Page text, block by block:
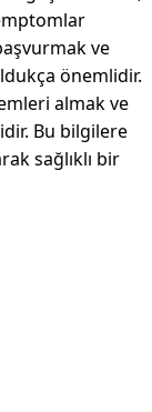
ve
önemlidir.
almak ve
Bu bilgilere
sağlıklı bir